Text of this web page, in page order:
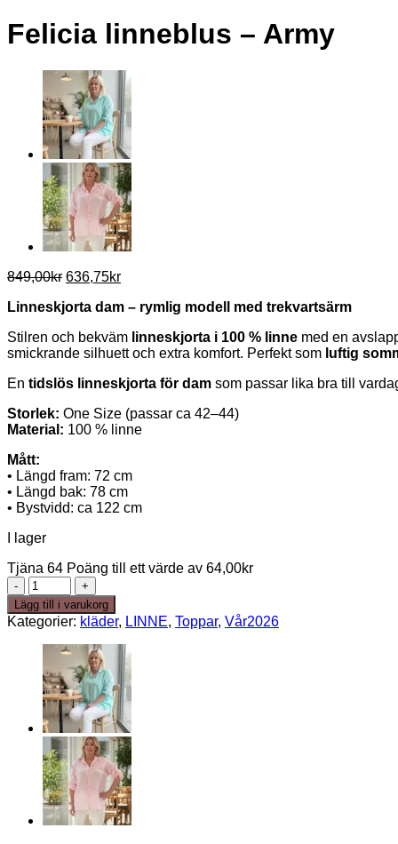
Felicia linneblus – Army
849,00kr Det
priset
849,00kr.
636,75krDet
priset
636,75kr.
Linneskjorta dam – rymlig modell med trekvartsärm
Stilren och bekväm linneskjorta i 100 % linne med en
smickrande silhuett och extra komfort. Perfekt som luftig
En tidslös linneskjorta för dam som passar lika bra till
Storlek: One Size (passar ca 42–44)
Material: 100 % linne
Mått:
• Längd fram: 72 cm
• Längd bak: 78 cm
• Bystvidd: ca 122 cm
I lager
Tjäna 64 Poäng till ett värde av 64,00kr
Felicia
linneblus
-
Army
mängd
Lägg till i varukorg
Kategorier: kläder, LINNE, Toppar, Vår2026